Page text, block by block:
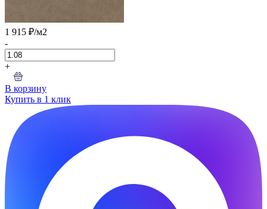
1 915 ₽/м2
-
+
В корзину
Купить в 1 клик